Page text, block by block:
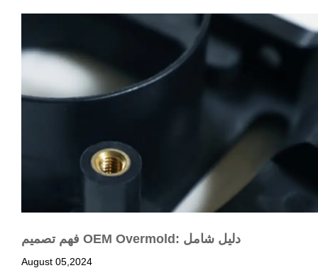
فهم تصميم OEM Overmold: دليل شامل
August 05,2024